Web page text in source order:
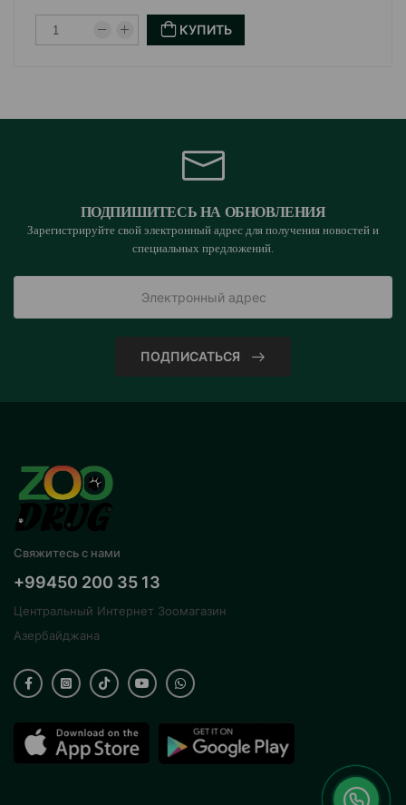
КУПИТЬ
ПОДПИШИТЕСЬ НА ОБНОВЛЕНИЯ
Зарегистрируйте свой электронный адрес для получения новостей и
специальных предложений.
ПОДПИСАТЬСЯ
Свяжитесь с нами
+99450 200 35 13
Центральный Интернет Зоомагазин
Азербайджана